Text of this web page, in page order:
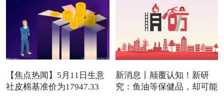
【焦点热闻】5月11日生意
社皮棉基准价为17947.33
新消息丨颠覆认知！新研
究：鱼油等保健品，却可能